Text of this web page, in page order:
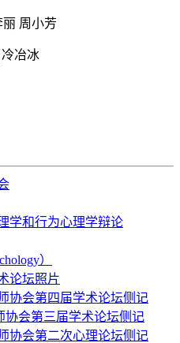
周小芳
冶冰
学和行为心理学辩论
）
论坛照片
协会第四届学术论坛侧记
协会第三届学术论坛侧记
协会第二次心理论坛侧记